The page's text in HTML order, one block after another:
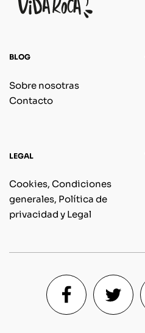
BLOG
Sobre nosotras
Contacto
LEGAL
Cookies, Condiciones
generales, Política de
privacidad y Legal